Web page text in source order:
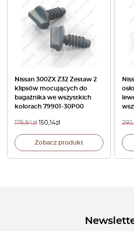
Nissan 300ZX Z32 Zestaw 2
klipsów mocujących do
bagażnika we wszystkich
kolorach 79901-30P00
176,64zł 150,14zł
Zobacz produkt